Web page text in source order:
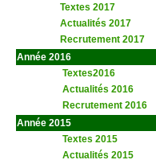
Textes 2017
Actualités 2017
Recrutement 2017
Année 2016
Textes2016
Actualités 2016
Recrutement 2016
Année 2015
Textes 2015
Actualités 2015